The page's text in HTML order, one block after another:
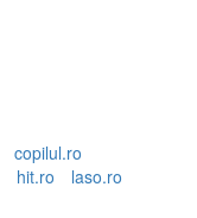
copilul.ro
hit.ro
laso.ro